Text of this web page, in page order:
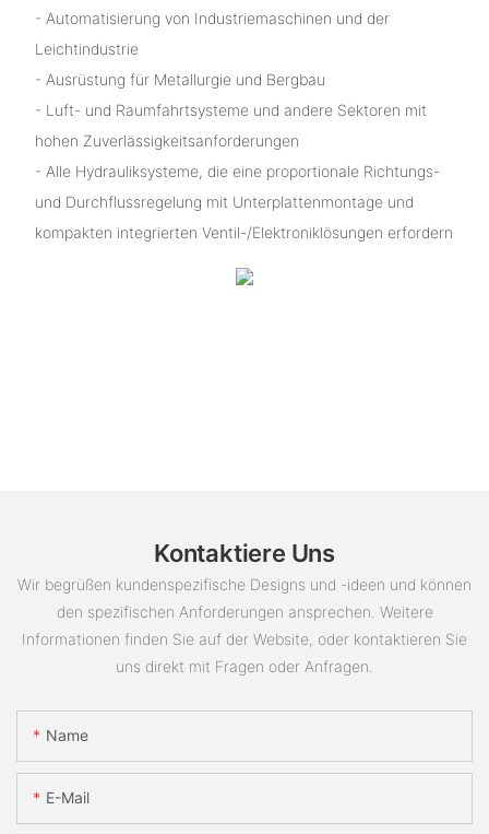
- Automatisierung von Industriemaschinen und der
Leichtindustrie
- Ausrüstung für Metallurgie und Bergbau
- Luft- und Raumfahrtsysteme und andere Sektoren mit
hohen Zuverlässigkeitsanforderungen
- Alle Hydrauliksysteme, die eine proportionale Richtungs-
und Durchflussregelung mit Unterplattenmontage und
kompakten integrierten Ventil-/Elektroniklösungen erfordern
Kontaktiere Uns
Wir begrüßen kundenspezifische Designs und -ideen und können
den spezifischen Anforderungen ansprechen. Weitere
Informationen finden Sie auf der Website, oder kontaktieren Sie
uns direkt mit Fragen oder Anfragen.
Name
E-Mail